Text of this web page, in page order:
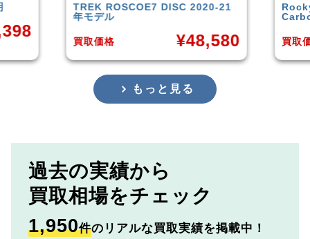
21 Rocky MountainElement
Carbon30 2022年モデル
買取価格 ¥144,000
年頃
買取
もっと見る
過去の実績から
買取相場をチェック
1,950件のリアルな買取実績を掲載中！